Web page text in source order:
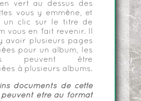
vert au dessus des
vous y emmène, et
un clic sur le titre de
vous en fait revenir. Il
avoir plusieurs pages
pour un album, les
peuvent être
à plusieurs albums.
documents de cette
être au format